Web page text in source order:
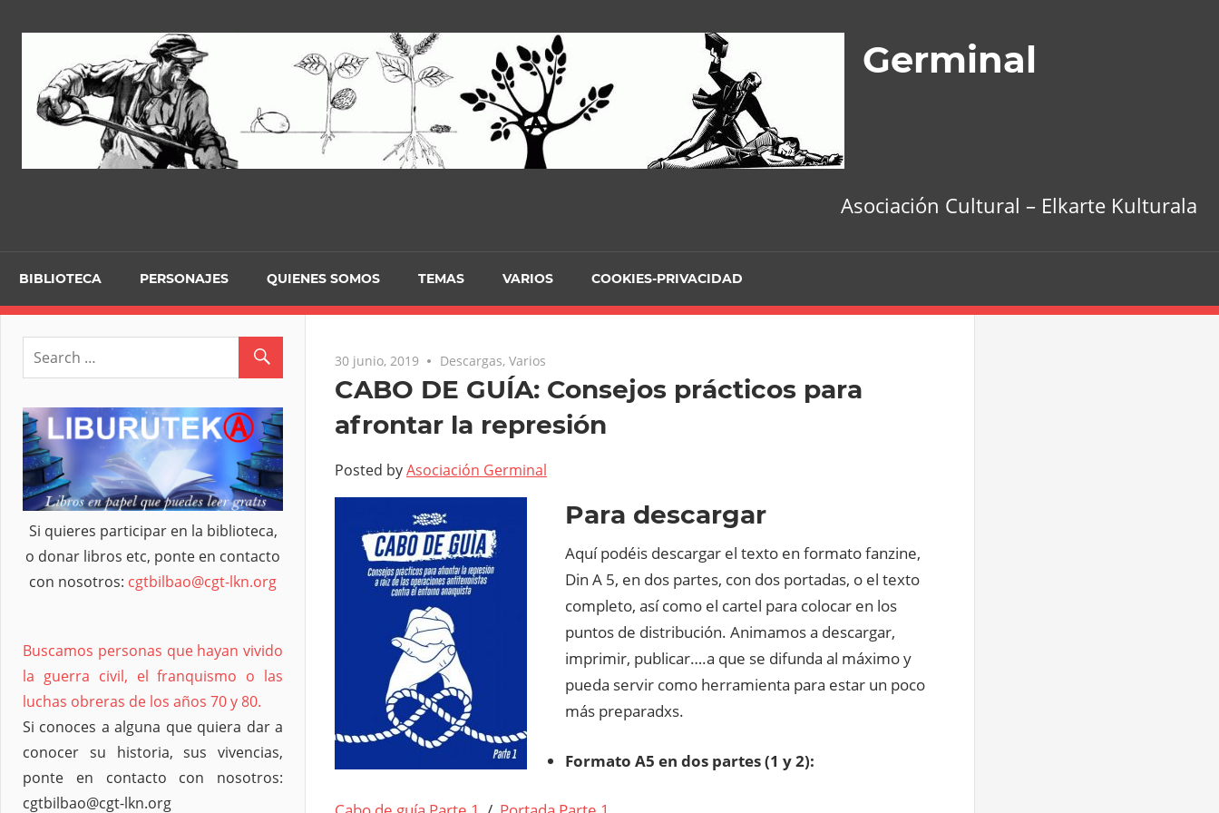
Germinal
Asociación Cultural – Elkarte Kulturala
BIBLIOTECA PERSONAJES QUIENES SOMOS TEMAS VARIOS COOKIES-PRIVACIDAD
30 junio, 2019 Descargas,Varios
CABO DE GUÍA: Consejos prácticos para
afrontar la represión
Posted byAsociación Germinal
Para descargar
Aquí podéis descargar el texto en formato fanzine,
Din A 5, en dos partes, con dos portadas, o el texto
completo, así como el cartel para colocar en los
puntos de distribución. Animamos a descargar,
imprimir, publicar….a que se difunda al máximo y
pueda servir como herramienta para estar un poco
más preparadxs.
Formato A5 en dos partes (1 y 2):
Si quieres participar en la biblioteca,
o donar libros etc, ponte en contacto
con nosotros: cgtbilbao@cgt-lkn.org
Buscamos personas que hayan vivido
la guerra civil, el franquismo o las
luchas obreras de los años 70 y 80.
Si conoces a alguna que quiera dar a
conocer su historia, sus vivencias,
ponte en contacto con nosotros:
cgtbilbao@cgt-lkn.org